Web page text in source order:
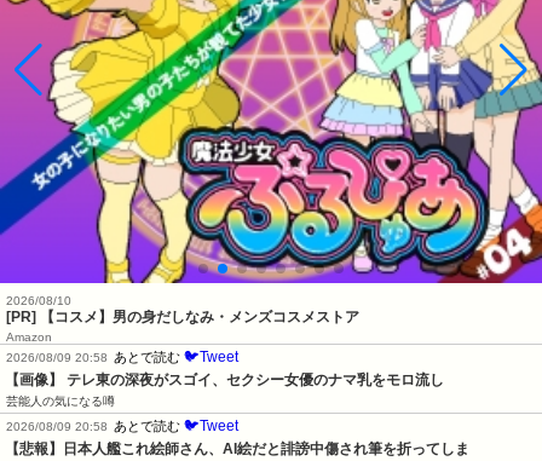
2026/08/10
[PR] 【コスメ】男の身だしなみ・メンズコスメストア
Amazon
2026/08/09 20:58
あとで読む 🐦Tweet
【画像】 テレ東の深夜がスゴイ、セクシー女優のナマ乳をモロ流し
芸能人の気になる噂
2026/08/09 20:58
あとで読む 🐦Tweet
【悲報】日本人艦これ絵師さん、AI絵だと誹謗中傷され筆を折ってしま